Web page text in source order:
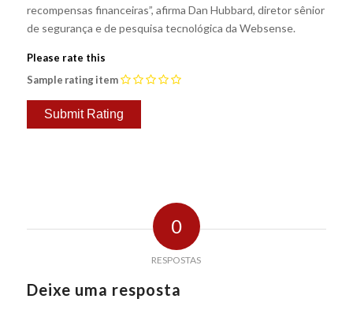
recompensas financeiras”, afirma Dan Hubbard, diretor sênior
de segurança e de pesquisa tecnológica da Websense.
Please rate this
Sample rating item
0
RESPOSTAS
Deixe uma resposta